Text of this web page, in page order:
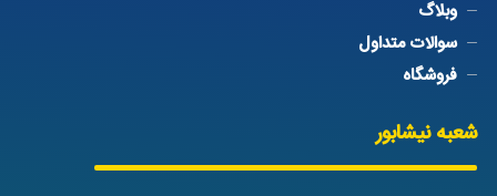
وبلاگ
سوالات متداول
فروشگاه
شعبه نیشابور